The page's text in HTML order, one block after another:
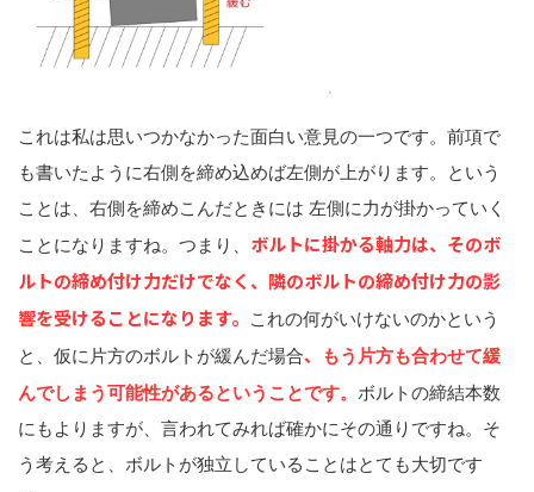
これは私は思いつかなかった面白い意見の一つです。前項で
も書いたように右側を締め込めば左側が上がります。という
ことは、右側を締めこんだときには 左側に力が掛かっていく
ことになりますね。つまり、 ボルトに掛かる軸力は、そのボ
ルトの締め付け力だけでなく、隣のボルトの締め付け力の影
響を受けることになります。
これの何がいけないのかという
と、仮に片方のボルトが緩んだ場合、
もう片方も合わせて緩
んでしまう可能性があるということです。 ボルトの締結本数
にもよりますが、言われてみれば確かにその通りですね。そ
う考えると、ボルトが独立していることはとても大切です